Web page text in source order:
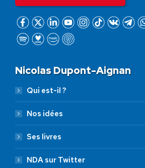
Nicolas Dupont-Aignan
Qui est-il ?
Nos idées
Ses livres
NDA sur Twitter